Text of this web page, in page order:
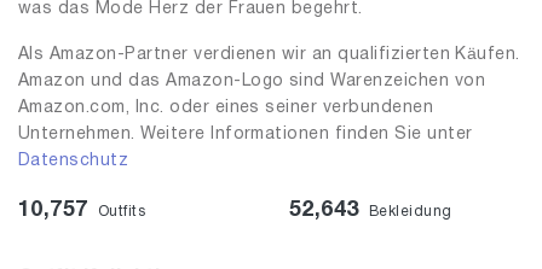
was das Mode Herz der Frauen begehrt.
Als Amazon-Partner verdienen wir an qualifizierten Käufen.
Amazon und das Amazon-Logo sind Warenzeichen von
Amazon.com, Inc. oder eines seiner verbundenen
Unternehmen. Weitere Informationen finden Sie unter
Datenschutz
10,757 Outfits 52,643 Bekleidung